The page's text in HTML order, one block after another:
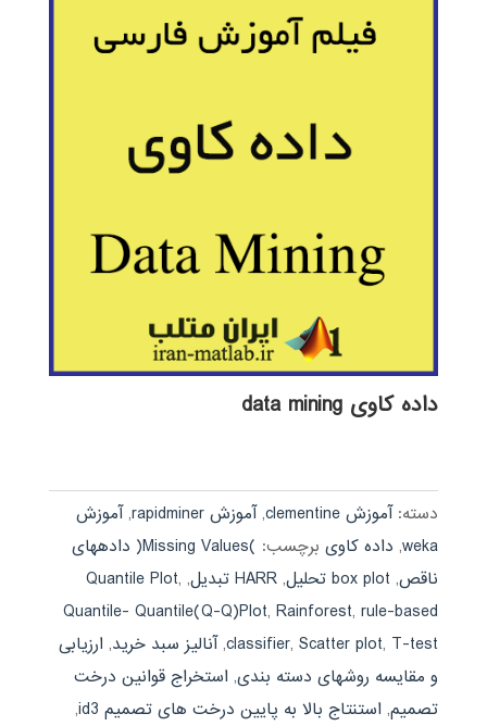
داده کاوی data mining
دسته:آموزش clementine ,آموزش rapidminer ,آموزش
weka
, داده کاوی برچسب:
)Missing Values( دادههای
ناقص, box plot تحلیل , HARR تبدیل ,
Quantile Plot,
Quantile- Quantile(Q-Q)Plot,Rainforest,rule-based
classifier,Scatter plot, T-test
,آنالیز سبد خرید, ارزیابی
و مقایسه روشهای دسته بندی, استخراج قوانین درخت
تصمیم, استنتاج بالا به پایین درخت های تصمیم id3
,